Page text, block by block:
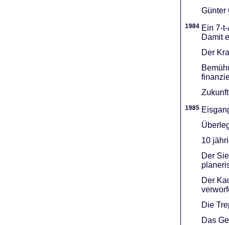
Günter
1984 Ein 7-
Damit
Der
1985
10
Der
Der
Die
Das